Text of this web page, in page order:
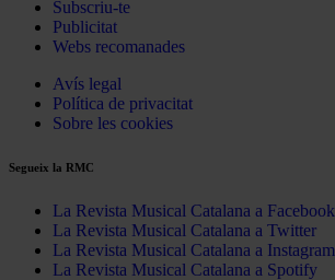
Subscriu-te
Publicitat
Webs recomanades
Avís legal
Política de privacitat
Sobre les cookies
Segueix la RMC
La Revista Musical Catalana a Facebook
La Revista Musical Catalana a Twitter
La Revista Musical Catalana a Instagram
La Revista Musical Catalana a Spotify